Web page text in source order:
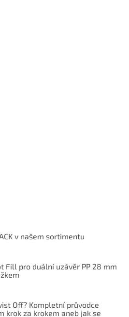
v našem sortimentu
Fill pro duální uzávěr PP 28 mm
Off? Kompletní průvodce
krok za krokem aneb jak se